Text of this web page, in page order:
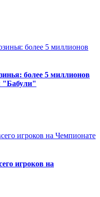
более 5 миллионов
"Бабули"
игроков на